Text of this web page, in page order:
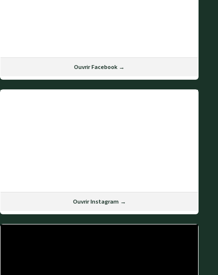
Ouvrir Facebook →
Ouvrir Instagram →